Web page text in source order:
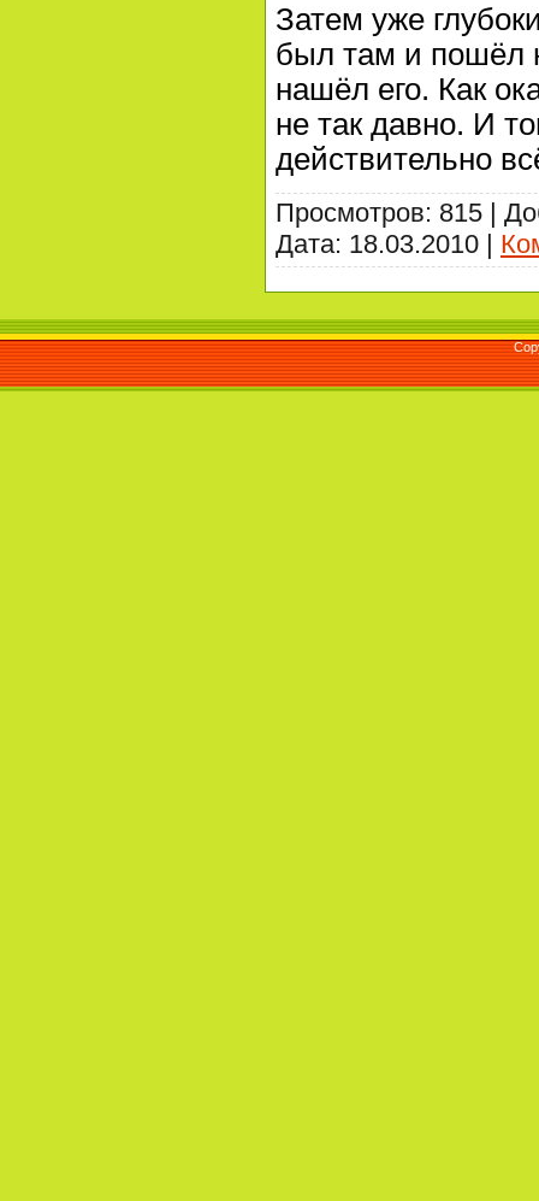
Затем уже
был там и пошёл
нашёл его. Как
не так давно. И
действительно
Просмотров: 815 |
Дата: 18.03.2010 |